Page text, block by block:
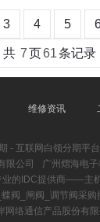
3 4 5
共 7页61条记录
维修资讯
- 互联网白领分期平
限公司
广州熠海电
业的IDC提供商――主
阀_闸阀_调节阀采购
网络通信产品股份有限